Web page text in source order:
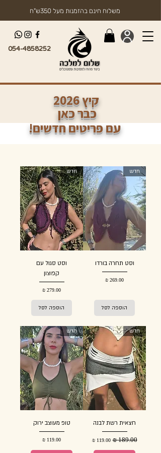
054-4858252
2026 קיץ
כבר כאן
משלוח חינם בהזמנות מעל 350ש"ח
!עם פריטים חדשים
חדש
וסט תחרה בורדו
מחיר
הוספה לסל
חדש
וסט סגול עם
קפוצון
מחיר
הוספה לסל
חדש
חצאית רשת לבנה
מחיר רגיל‏189.00 ‏₪ מחיר מבצע‏119.00 ‏₪
חדש
טופ מעוצב ירוק
מחיר